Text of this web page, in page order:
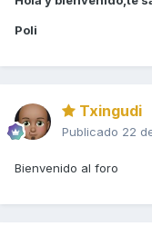
Poli
Txingudi
Publicado 22
Bienvenido al foro